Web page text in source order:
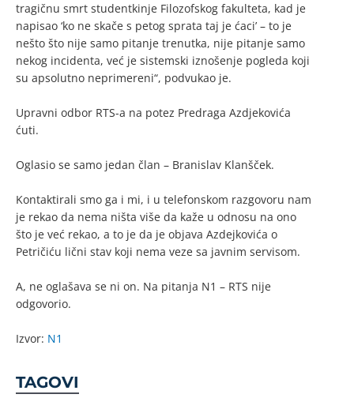
tragičnu smrt studentkinje Filozofskog fakulteta, kad je
napisao ‘ko ne skače s petog sprata taj je ćaci’ – to je
nešto što nije samo pitanje trenutka, nije pitanje samo
nekog incidenta, već je sistemski iznošenje pogleda koji
su apsolutno neprimereni“, podvukao je.
Upravni odbor RTS-a na potez Predraga Azdjekovića
ćuti.
Oglasio se samo jedan član – Branislav Klanšček.
Kontaktirali smo ga i mi, i u telefonskom razgovoru nam
je rekao da nema ništa više da kaže u odnosu na ono
što je već rekao, a to je da je objava Azdejkovića o
Petričiću lični stav koji nema veze sa javnim servisom.
A, ne oglašava se ni on. Na pitanja N1 – RTS nije
odgovorio.
Izvor: N1
TAGOVI